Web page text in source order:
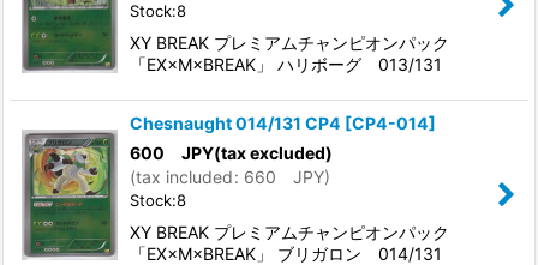
Stock:8
XY BREAK プレミアムチャンピオンパック
「EX×M×BREAK」 ハリボーグ 013/131
Chesnaught 014/131 CP4 [CP4-014]
600 JPY(tax excluded)
(tax included: 660 JPY)
Stock:8
XY BREAK プレミアムチャンピオンパック
「EX×M×BREAK」 ブリガロン 014/131